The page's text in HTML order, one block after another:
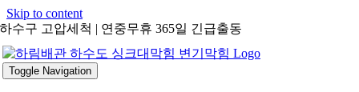
Skip to content
하수구 고압세척 | 연중무휴 365일 긴급출동
Toggle Navigation